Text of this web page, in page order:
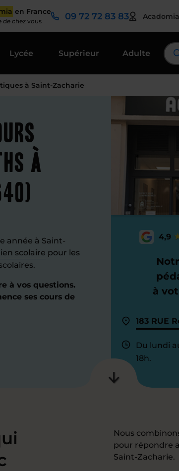
en France
de chez vous 09 72 72 83 83
Lycée Supérieur Adulte
à Saint-Zacharie
à
année à Saint-
scolaire pour les
à vos questions.
ses cours de
4,9
à
183 RUE
Du lundi
18h.
Nous
pour répondre
Saint-Zacharie.